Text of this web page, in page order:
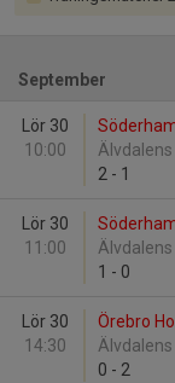
September
Lör 30
10:00
Älvdalens
2 - 1
Lör 30
11:00
Älvdalens
1 - 0
Lör 30
14:30
Örebro
Älvdalens
0 - 2